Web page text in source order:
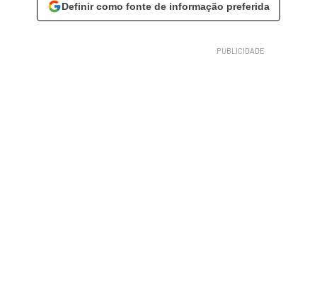
Definir como fonte de informação preferida